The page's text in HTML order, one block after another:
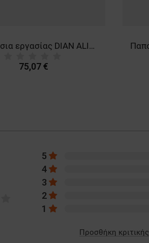
Παπούτσια εργασίας DIAN ALICANTE PINK O1 FO SRC 3537
75,07 €
5
4
3
2
1
Προσθήκη κριτικής